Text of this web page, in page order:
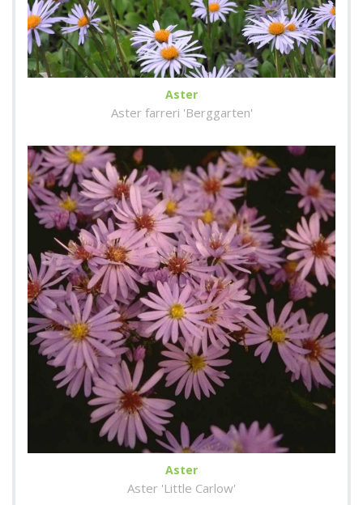
Aster
Aster farreri 'Berggarten'
Aster
Aster 'Little Carlow'